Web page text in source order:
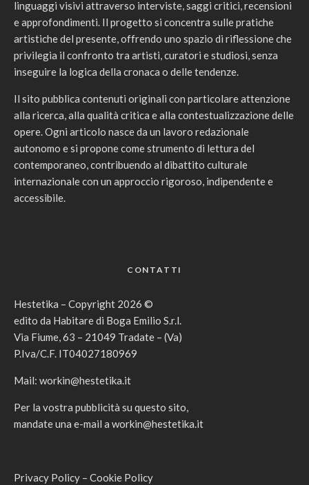
linguaggi visivi attraverso interviste, saggi critici, recensioni
e approfondimenti. Il progetto si concentra sulle pratiche
artistiche del presente, offrendo uno spazio di riflessione che
privilegia il confronto tra artisti, curatori e studiosi, senza
inseguire la logica della cronaca o delle tendenze.
Il sito pubblica contenuti originali con particolare attenzione
alla ricerca, alla qualità critica e alla contestualizzazione delle
opere. Ogni articolo nasce da un lavoro redazionale
autonomo e si propone come strumento di lettura del
contemporaneo, contribuendo al dibattito culturale
internazionale con un approccio rigoroso, indipendente e
accessibile.
CONTATTI
Hestetika – Copyright 2026 ©
edito da Habitare di Boga Emilio S.r.l.
Via Fiume, 63 – 21049 Tradate – (Va)
P.Iva/C.F. IT04027180969
Mail: workin@hestetika.it
Per la vostra pubblicità su questo sito,
mandate una e-mail a workin@hestetika.it
Privacy Policy – Cookie Policy